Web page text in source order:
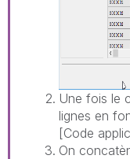
Une fois le
lignes en
[Code
On